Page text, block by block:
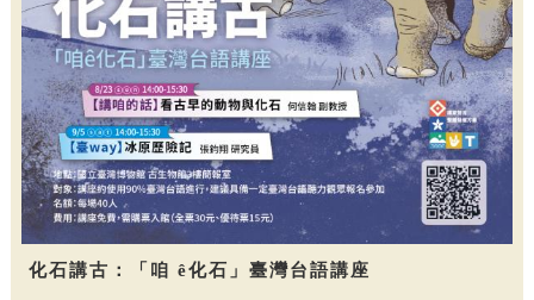
化石講古：「咱 ê化石」臺灣台語講座